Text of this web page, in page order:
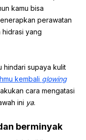
kamu bisa
perawatan
hidrasi yang
hindari supaya kulit
kembali glowing
cara mengatasi
ini ya.
berminyak